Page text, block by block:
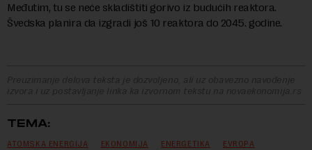
Međutim, tu se neće skladištiti gorivo iz budućih reaktora.
Švedska planira da izgradi još 10 reaktora do 2045. godine.
Preuzimanje delova teksta je dozvoljeno, ali uz obavezno navođenje
izvora i uz postavljanje linka ka izvornom tekstu na novaekonomija.rs
TEMA:
ATOMSKA ENERGIJA EKONOMIJA ENERGETIKA EVROPA